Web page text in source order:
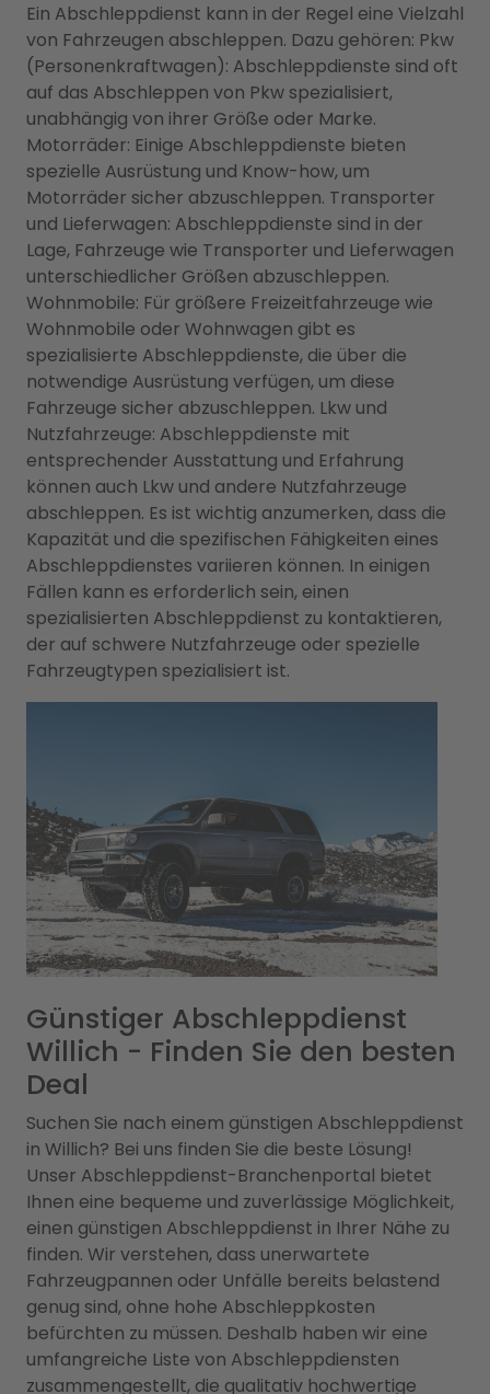
Ein Abschleppdienst kann in der Regel eine Vielzahl
von Fahrzeugen abschleppen. Dazu gehören: Pkw
(Personenkraftwagen): Abschleppdienste sind oft
auf das Abschleppen von Pkw spezialisiert,
unabhängig von ihrer Größe oder Marke.
Motorräder: Einige Abschleppdienste bieten
spezielle Ausrüstung und Know-how, um
Motorräder sicher abzuschleppen. Transporter
und Lieferwagen: Abschleppdienste sind in der
Lage, Fahrzeuge wie Transporter und Lieferwagen
unterschiedlicher Größen abzuschleppen.
Wohnmobile: Für größere Freizeitfahrzeuge wie
Wohnmobile oder Wohnwagen gibt es
spezialisierte Abschleppdienste, die über die
notwendige Ausrüstung verfügen, um diese
Fahrzeuge sicher abzuschleppen. Lkw und
Nutzfahrzeuge: Abschleppdienste mit
entsprechender Ausstattung und Erfahrung
können auch Lkw und andere Nutzfahrzeuge
abschleppen. Es ist wichtig anzumerken, dass die
Kapazität und die spezifischen Fähigkeiten eines
Abschleppdienstes variieren können. In einigen
Fällen kann es erforderlich sein, einen
spezialisierten Abschleppdienst zu kontaktieren,
der auf schwere Nutzfahrzeuge oder spezielle
Fahrzeugtypen spezialisiert ist.
Günstiger Abschleppdienst
Willich - Finden Sie den besten
Deal
Suchen Sie nach einem günstigen Abschleppdienst
in Willich? Bei uns finden Sie die beste Lösung!
Unser Abschleppdienst-Branchenportal bietet
Ihnen eine bequeme und zuverlässige Möglichkeit,
einen günstigen Abschleppdienst in Ihrer Nähe zu
finden. Wir verstehen, dass unerwartete
Fahrzeugpannen oder Unfälle bereits belastend
genug sind, ohne hohe Abschleppkosten
befürchten zu müssen. Deshalb haben wir eine
umfangreiche Liste von Abschleppdiensten
zusammengestellt, die qualitativ hochwertige